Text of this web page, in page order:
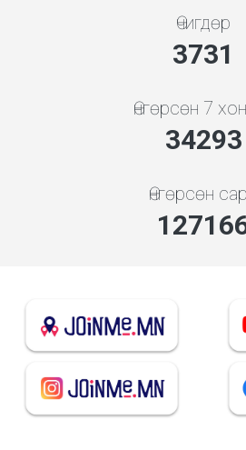
Өчигдөр
3998
Өнгөрсөн 7
36743
Өнгөрсөн